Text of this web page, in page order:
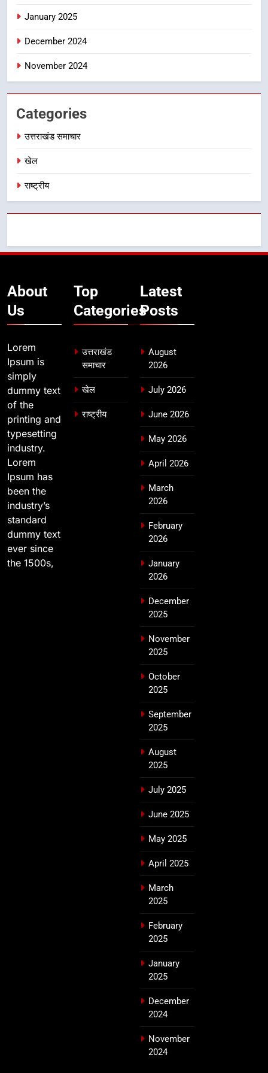
January 2025
December 2024
November 2024
Categories
उत्तराखंड समाचार
खेल
राष्ट्रीय
About
Us
Lorem
Ipsum is
simply
dummy text
of the
printing and
typesetting
industry.
Lorem
Ipsum has
been the
industry’s
standard
dummy text
ever since
the 1500s,
Top
Categories
उत्तराखंड
समाचार
खेल
राष्ट्रीय
Latest
Posts
August
2026
July 2026
June 2026
May 2026
April 2026
March
2026
February
2026
January
2026
December
2025
November
2025
October
2025
September
2025
August
2025
July 2025
June 2025
May 2025
April 2025
March
2025
February
2025
January
2025
December
2024
November
2024